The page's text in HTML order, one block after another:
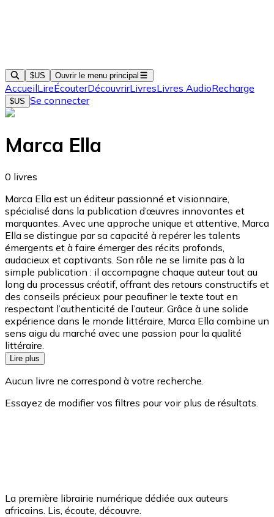
$US Ouvrir le menu principal
AccueilLireÉcouterDécouvrirLivresLivres AudioRecharge
$US Se connecter
Marca Ella
0 livres
Marca Ella est un éditeur passionné et visionnaire,
spécialisé dans la publication d’œuvres innovantes et
marquantes. Avec une approche unique et attentive, Marca
Ella se distingue par sa capacité à repérer les talents
émergents et à faire émerger des récits profonds,
audacieux et captivants. Son rôle ne se limite pas à la
simple publication : il accompagne chaque auteur tout au
long du processus créatif, offrant des retours constructifs et
des conseils précieux pour peaufiner le texte tout en
respectant l’authenticité de l’auteur. Grâce à une solide
expérience dans le monde littéraire, Marca Ella combine un
sens aigu du marché avec une passion pour la qualité
littéraire.
Lire plus
Aucun livre ne correspond à votre recherche.
Essayez de modifier vos filtres pour voir plus de résultats.
La première librairie numérique dédiée aux auteurs
africains. Lis, écoute, découvre.